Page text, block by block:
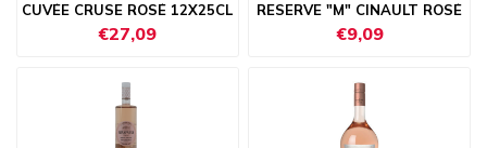
CUVÉE CRUSE ROSÉ 12X25CL
€27,09
RESERVE "M" CINAULT ROSÉ
€9,09